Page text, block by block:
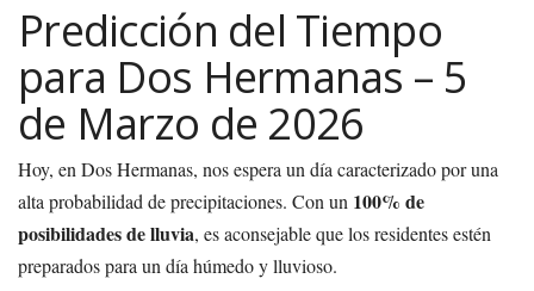
Predicción del Tiempo
para Dos Hermanas – 5
de Marzo de 2026
Hoy, en Dos Hermanas, nos espera un día caracterizado por una
alta probabilidad de precipitaciones. Con un 100% de
posibilidades de lluvia, es aconsejable que los residentes estén
preparados para un día húmedo y lluvioso.